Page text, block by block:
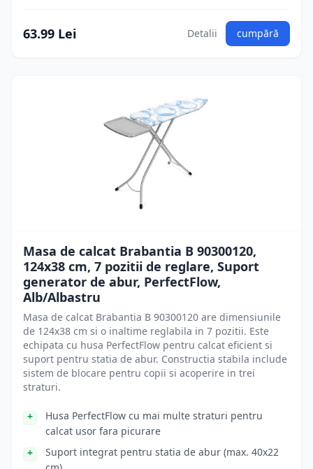
63.99 Lei Detalii cumpără
Masa de calcat Brabantia B 90300120,
124x38 cm, 7 pozitii de reglare, Suport
generator de abur, PerfectFlow,
Alb/Albastru
Masa de calcat Brabantia B 90300120 are dimensiunile
de 124x38 cm si o inaltime reglabila in 7 pozitii. Este
echipata cu husa PerfectFlow pentru calcat eficient si
suport pentru statia de abur. Constructia stabila include
sistem de blocare pentru copii si acoperire in trei
straturi.
Husa PerfectFlow cu mai multe straturi pentru
calcat usor fara picurare
Suport integrat pentru statia de abur (max. 40x22